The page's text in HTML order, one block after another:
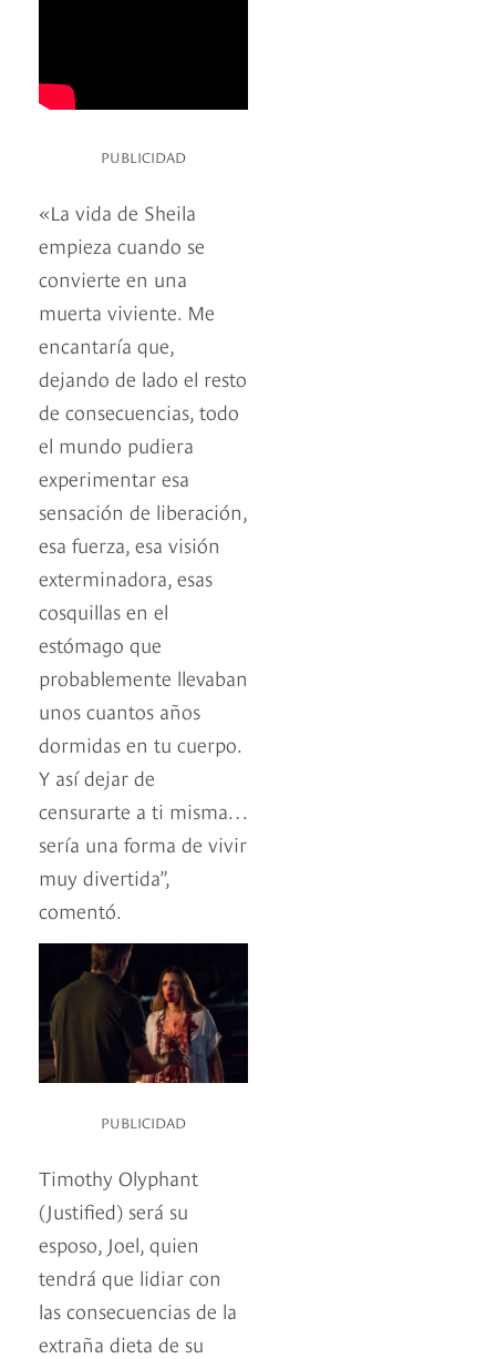
PUBLICIDAD
«La vida de Sheila
empieza cuando se
convierte en una
muerta viviente. Me
encantaría que,
dejando de lado el resto
de consecuencias, todo
el mundo pudiera
experimentar esa
sensación de liberación,
esa fuerza, esa visión
exterminadora, esas
cosquillas en el
estómago que
probablemente llevaban
unos cuantos años
dormidas en tu cuerpo.
Y así dejar de
censurarte a ti misma…
sería una forma de vivir
muy divertida”,
comentó.
PUBLICIDAD
Timothy Olyphant
(Justified) será su
esposo, Joel, quien
tendrá que lidiar con
las consecuencias de la
extraña dieta de su